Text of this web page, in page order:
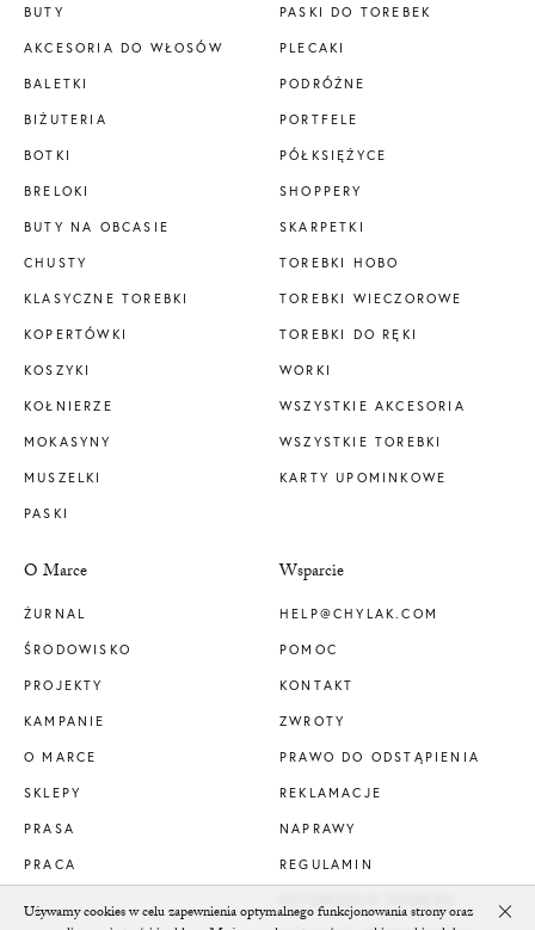
BUTY
AKCESORIA DO WŁOSÓW
BALETKI
BIŻUTERIA
BOTKI
BRELOKI
BUTY NA OBCASIE
CHUSTY
KLASYCZNE TOREBKI
KOPERTÓWKI
KOSZYKI
KOŁNIERZE
MOKASYNY
MUSZELKI
PASKI
PASKI DO TOREBEK
PLECAKI
PODRÓŻNE
PORTFELE
PÓŁKSIĘŻYCE
SHOPPERY
SKARPETKI
TOREBKI HOBO
TOREBKI WIECZOROWE
TOREBKI DO RĘKI
WORKI
WSZYSTKIE AKCESORIA
WSZYSTKIE TOREBKI
KARTY UPOMINKOWE
O Marce
ŻURNAL
ŚRODOWISKO
PROJEKTY
KAMPANIE
O MARCE
SKLEPY
PRASA
PRACA
Wsparcie
HELP@CHYLAK.COM
POMOC
KONTAKT
ZWROTY
PRAWO DO ODSTĄPIENIA
REKLAMACJE
NAPRAWY
REGULAMIN
Używamy cookies w celu zapewnienia optymalnego funkcjonowania strony oraz